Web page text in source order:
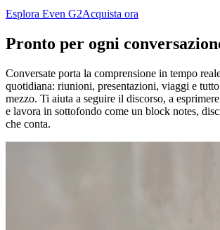
Esplora Even G2Acquista ora
Pronto per ogni
Conversate porta la comprensione in tempo
quotidiana: riunioni, presentazioni, viaggi e tutto
mezzo. Ti aiuta a seguire il discorso, a
e lavora in sottofondo come un block notes,
che conta.